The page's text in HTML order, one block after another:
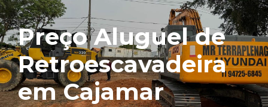
Preço Aluguel de
Retroescavadeira
em Cajamar